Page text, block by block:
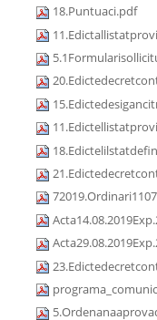
18.Puntuaci.pdf